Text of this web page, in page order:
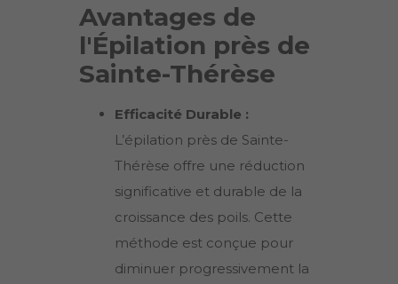
Avantages de
l'Épilation près de
Sainte-Thérèse
Efficacité Durable :
L’épilation près de Sainte-
Thérèse offre une réduction
significative et durable de la
croissance des poils. Cette
méthode est conçue pour
diminuer progressivement la